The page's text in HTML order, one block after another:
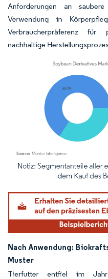
Anforderungen an
Verwendung in
Verbraucherpräferenz für
nachhaltige
Bild © Mordor Intelligence.
Nach Anwendung:
Muster
Tierfutter entfiel im